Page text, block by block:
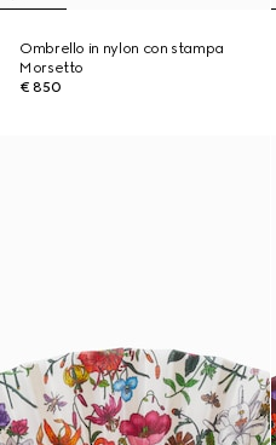
Ombrello in nylon con stampa
Morsetto
€ 850